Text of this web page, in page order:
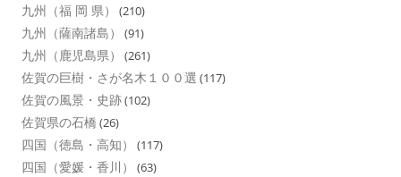
九州（福 岡 県） (210)
九州（薩南諸島） (91)
九州（鹿児島県） (261)
佐賀の巨樹・さが名木１００選 (117)
佐賀の風景・史跡(102)
佐賀県の石橋 (26)
四国（徳島・高知） (117)
四国（愛媛・香川） (63)